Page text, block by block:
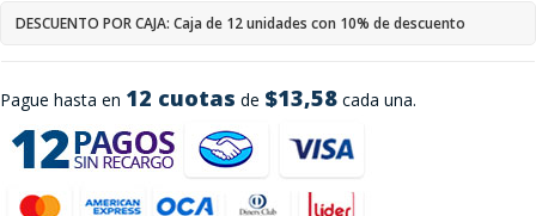
Pague hasta en 12 cuotas de $13,58 cada una.
DESCUENTO POR CAJA: Caja de 12 unidades con 10% de descuento